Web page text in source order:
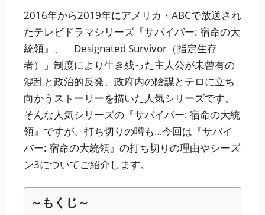
2016年から2019年にアメリカ・ABCで放送され
たテレビドラマシリーズ『サバイバー: 宿命の大
統領』、「Designated Survivor（指定生存
者）」制度により生き残った主人公が未曾有の
混乱と政治的反発、政府内の陰謀とテロに立ち
向かうストーリーを描いた人気シリーズです。
そんな人気シリーズの『サバイバー: 宿命の大統
領』ですが、打ち切りの噂も…今回は『サバイ
バー: 宿命の大統領』の打ち切りの理由やシーズ
ン3についてご紹介します。
～もくじ～